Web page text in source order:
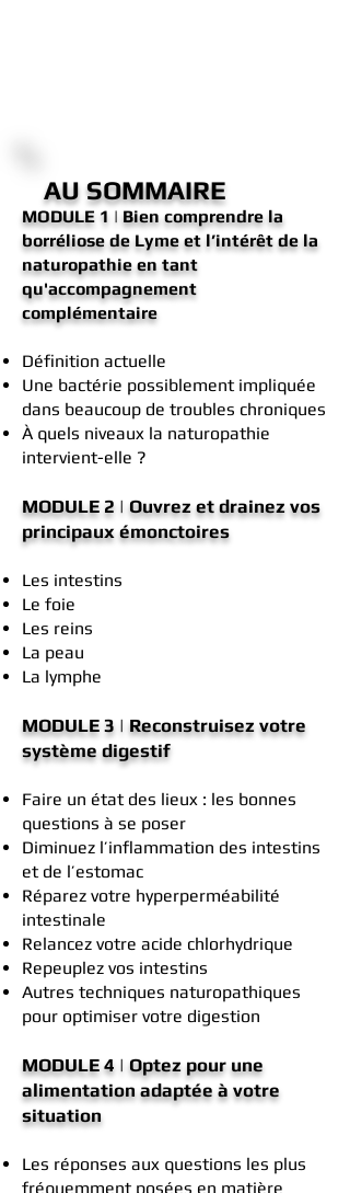
AU SOMMAIRE
MODULE 1 | Bien comprendre la
borréliose de Lyme et l’intérêt de la
naturopathie en tant
qu'accompagnement
complémentaire
Définition actuelle
Une bactérie possiblement impliquée
dans beaucoup de troubles chroniques
À quels niveaux la naturopathie
intervient-elle ?​
MODULE 2 | Ouvrez et drainez vos
principaux émonctoires
Les intestins
Le foie
Les reins
La peau
La lymphe
MODULE 3 | Reconstruisez votre
système digestif
Faire un état des lieux : les bonnes
questions à se poser
Diminuez l’inflammation des intestins
et de l’estomac
Réparez votre hyperperméabilité
intestinale
Relancez votre acide chlorhydrique
Repeuplez vos intestins
Autres techniques naturopathiques
pour optimiser votre digestion
MODULE 4 | Optez pour une
alimentation adaptée à votre
situation
Les réponses aux questions les plus
fréquemment posées en matière